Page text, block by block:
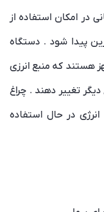
در امکان استفاده از
پیدا شود . دستگاه
هستند که منبع انرزی
تغییر دهند . چراغ
در حال استفاده